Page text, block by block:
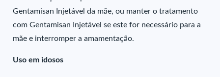
Gentamisan Injetável da mãe, ou manter o tratamento
com Gentamisan Injetável se este for necessário para a
mãe e interromper a amamentação.
Uso em idosos